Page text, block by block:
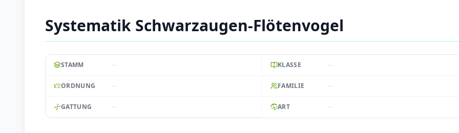
Systematik Schwarzaugen-Flötenvogel
STAMM -- KLASSE --
ORDNUNG -- FAMILIE --
GATTUNG -- ART --